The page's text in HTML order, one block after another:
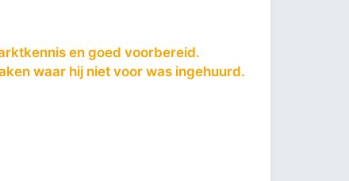
en goed voorbereid.
waar hij niet voor was ingehuurd.